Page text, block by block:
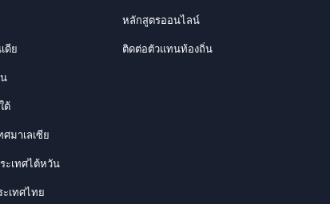
ดีย
ต้
ศมาเลเซีย
ะเทศไต้หวัน
เทศไทย
หลักสูตรออนไลน์
ติดต่อตัวแทนท้องถิ่น